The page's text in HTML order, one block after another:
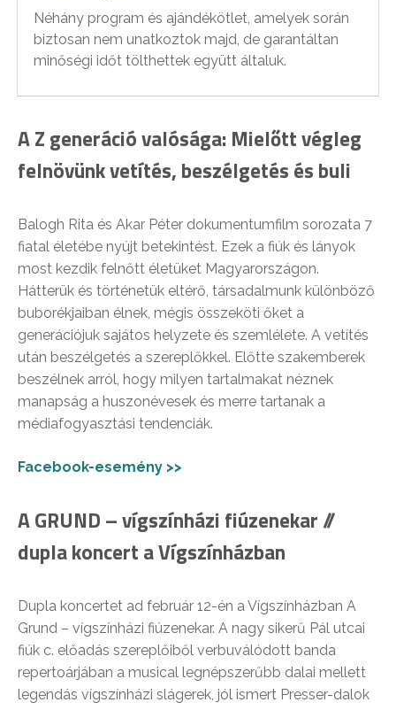
Néhány program és ajándékötlet, amelyek során
biztosan nem unatkoztok majd, de garantáltan
minőségi időt tölthettek együtt általuk.
A Z generáció valósága: Mielőtt végleg
felnövünk vetítés, beszélgetés és buli
Balogh Rita és Akar Péter dokumentumfilm sorozata 7
fiatal életébe nyújt betekintést. Ezek a fiúk és lányok
most kezdik felnőtt életüket Magyarországon.
Hátterük és történetük eltérő, társadalmunk különböző
buborékjaiban élnek, mégis összeköti őket a
generációjuk sajátos helyzete és szemlélete. A vetítés
után beszélgetés a szereplőkkel. Előtte szakemberek
beszélnek arról, hogy milyen tartalmakat néznek
manapság a huszonévesek és merre tartanak a
médiafogyasztási tendenciák.
Facebook-esemény >>
A GRUND – vígszínházi fiúzenekar //
dupla koncert a Vígszínházban
Dupla koncertet ad február 12-én a Vígszínházban A
Grund – vígszínházi fiúzenekar. A nagy sikerű Pál utcai
fiúk c. előadás szereplőiből verbuválódott banda
repertoárjában a musical legnépszerűbb dalai mellett
legendás vígszínházi slágerek, jól ismert Presser-dalok